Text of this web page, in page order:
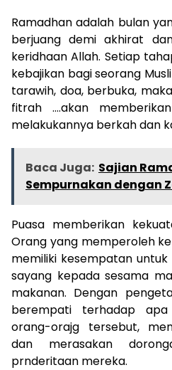
Ramadhan adalah bulan
berjuang demi akhirat
keridhaan Allah. Setiap
kebajikan bagi seorang
tarawih, doa, berbuka,
fitrah ….akan
melakukannya berkah dan
Baca Juga: Sajian
Sempurnakan dengan
Puasa memberikan
Orang yang memperoleh
memiliki kesempatan
sayang kepada sesama
makanan. Dengan
berempati terhadap
orang-orajg tersebut,
dan merasakan
prnderitaan mereka.